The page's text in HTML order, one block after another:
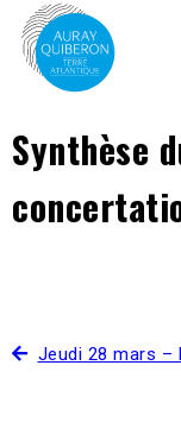
Synthèse
Jeudi 28 mars –